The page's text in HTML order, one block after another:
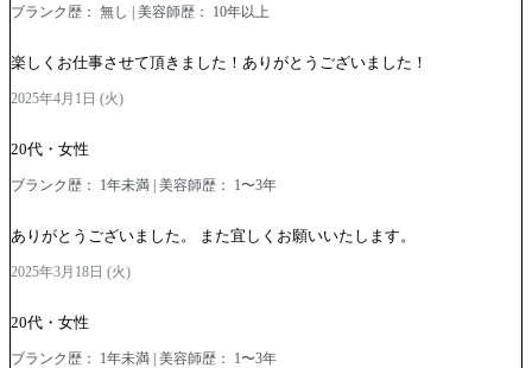
ブランク歴： 無し | 美容師歴： 10年以上
楽しくお仕事させて頂きました！ありがとうございました！
2025年4月1日 (火)
20代・女性
ブランク歴： 1年未満 | 美容師歴： 1〜3年
ありがとうございました。 また宜しくお願いいたします。
2025年3月18日 (火)
20代・女性
ブランク歴： 1年未満 | 美容師歴： 1〜3年